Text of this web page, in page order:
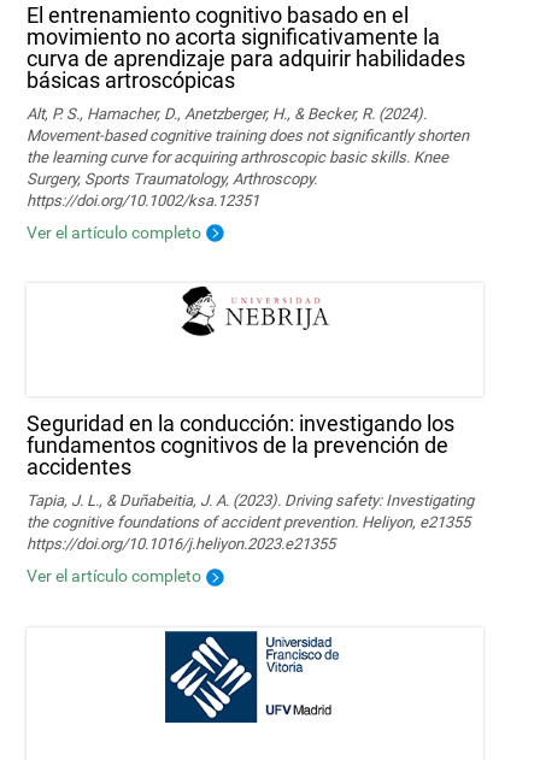
El entrenamiento cognitivo basado en el
movimiento no acorta significativamente la
curva de aprendizaje para adquirir habilidades
básicas artroscópicas
Alt, P. S., Hamacher, D., Anetzberger, H., & Becker, R. (2024).
Movement‐based cognitive training does not significantly shorten
the learning curve for acquiring arthroscopic basic skills. Knee
Surgery, Sports Traumatology, Arthroscopy.
https://doi.org/10.1002/ksa.12351
Ver el artículo completo
Seguridad en la conducción: investigando los
fundamentos cognitivos de la prevención de
accidentes
Tapia, J. L., & Duñabeitia, J. A. (2023). Driving safety: Investigating
the cognitive foundations of accident prevention. Heliyon, e21355
https://doi.org/10.1016/j.heliyon.2023.e21355
Ver el artículo completo